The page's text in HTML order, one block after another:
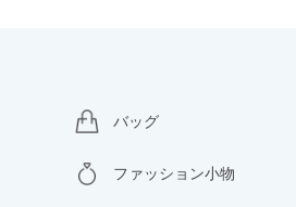
バッグ
ファッション小物